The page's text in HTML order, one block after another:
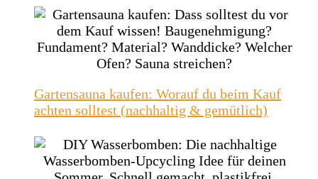
Gartensauna kaufen: Worauf du beim Kauf
achten solltest (nachhaltig & gemütlich)